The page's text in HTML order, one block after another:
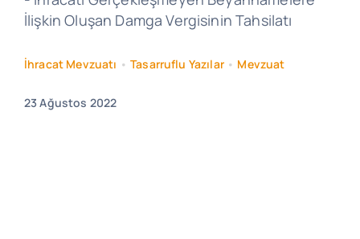
İlişkin Oluşan Damga Vergisinin Tahsilatı
İhracat Mevzuatı •Tasarruflu Yazılar• Mevzuat
23 Ağustos 2022